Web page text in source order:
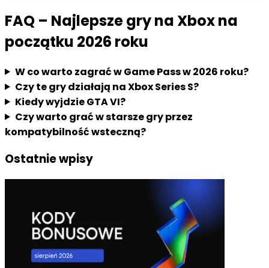
FAQ – Najlepsze gry na Xbox na
początku 2026 roku
W co warto zagrać w Game Pass w 2026 roku?
Czy te gry działają na Xbox Series S?
Kiedy wyjdzie GTA VI?
Czy warto grać w starsze gry przez
kompatybilność wsteczną?
Ostatnie wpisy